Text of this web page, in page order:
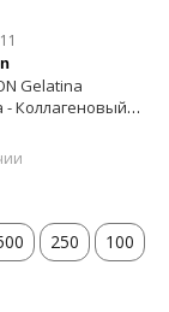
11
Gelatina
- Коллагеновый
1000 мл
250
100